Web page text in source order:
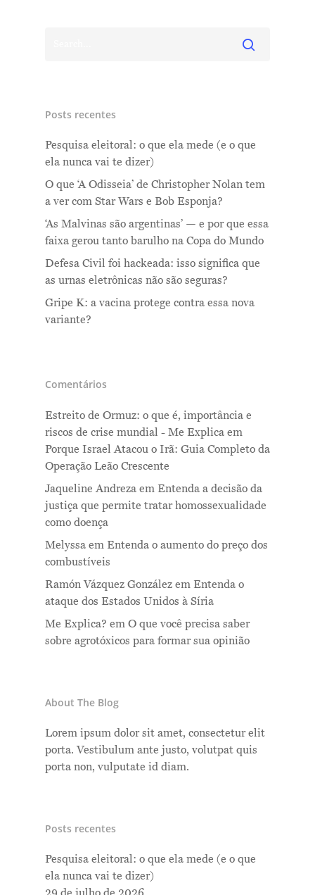
Posts recentes
Pesquisa eleitoral: o que ela mede (e o que
ela nunca vai te dizer)
O que ‘A Odisseia’ de Christopher Nolan tem
a ver com Star Wars e Bob Esponja?
‘As Malvinas são argentinas’ — e por que essa
faixa gerou tanto barulho na Copa do Mundo
Defesa Civil foi hackeada: isso significa que
as urnas eletrônicas não são seguras?
Gripe K: a vacina protege contra essa nova
variante?
Comentários
Estreito de Ormuz: o que é, importância e
riscos de crise mundial - Me Explica em
Porque Israel Atacou o Irã: Guia Completo da
Operação Leão Crescente
Jaqueline Andreza em Entenda a decisão da
justiça que permite tratar homossexualidade
como doença
Melyssa em Entenda o aumento do preço dos
combustíveis
Ramón Vázquez González em Entenda o
ataque dos Estados Unidos à Síria
Me Explica? em O que você precisa saber
sobre agrotóxicos para formar sua opinião
About The Blog
Lorem ipsum dolor sit amet, consectetur elit
porta. Vestibulum ante justo, volutpat quis
porta non, vulputate id diam.
Posts recentes
Pesquisa eleitoral: o que ela mede (e o que
ela nunca vai te dizer)